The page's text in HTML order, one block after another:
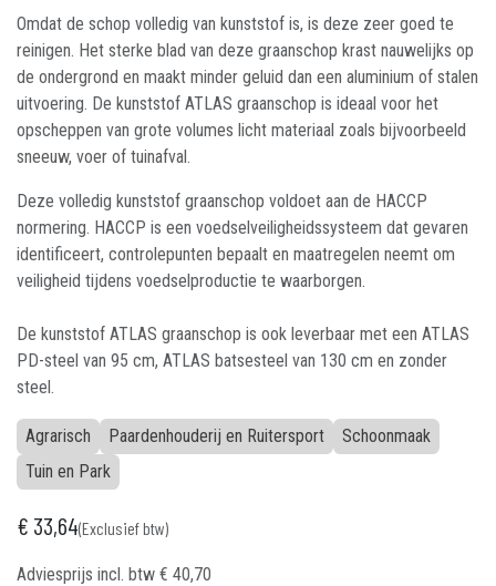
Omdat de schop volledig van kunststof is, is deze zeer goed te
reinigen. Het sterke blad van deze graanschop krast nauwelijks op
de ondergrond en maakt minder geluid dan een aluminium of stalen
uitvoering. De kunststof ATLAS graanschop is ideaal voor het
opscheppen van grote volumes licht materiaal zoals bijvoorbeeld
sneeuw, voer of tuinafval.
Deze volledig kunststof graanschop voldoet aan de HACCP
normering. HACCP is een voedselveiligheidssysteem dat gevaren
identificeert, controlepunten bepaalt en maatregelen neemt om
veiligheid tijdens voedselproductie te waarborgen.
De kunststof ATLAS graanschop is ook leverbaar met een ATLAS
PD-steel van 95 cm, ATLAS batsesteel van 130 cm en zonder
steel.
Agrarisch Paardenhouderij en Ruitersport
Schoonmaak
Tuin en Park
€ 33,64(Exclusief btw)
Adviesprijs incl. btw € 40,70